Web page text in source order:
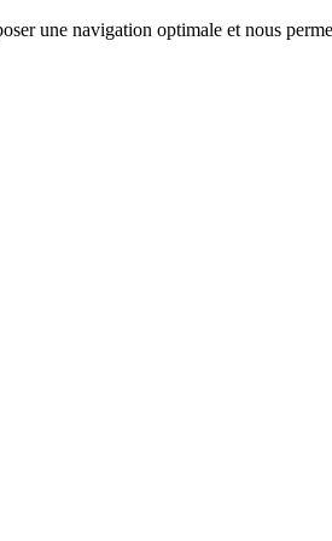
une navigation optimale et nous